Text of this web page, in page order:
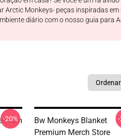
Monkeys- peças inspiradas
diário com o nosso guia para
-20%
Bw Monkeys Blanket
Premium Merch Store